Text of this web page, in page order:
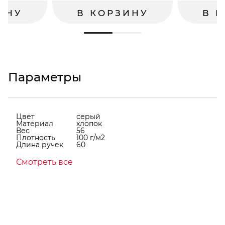
В КОРЗИНУ В
Параметры
Цвет серый
Материал хлопок
Вес 56
Плотность 100 г/м2
Длина ручек 60
Смотреть все